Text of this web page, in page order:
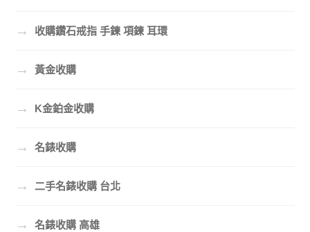
→ 收購鑽石戒指 手鍊 項鍊 耳環
→ 黃金收購
→ K金鉑金收購
→ 名錶收購
→ 二手名錶收購 台北
→ 名錶收購 高雄